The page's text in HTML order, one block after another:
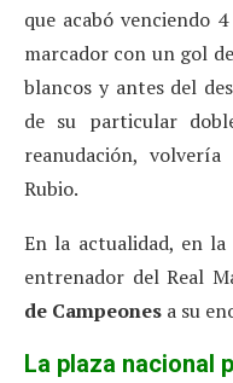
que acabó venciendo
marcador con un gol
blancos y antes del
de su particular
reanudación,
Rubio.
En la actualidad, en
entrenador del Real
de Campeones a su
La plaza nacional